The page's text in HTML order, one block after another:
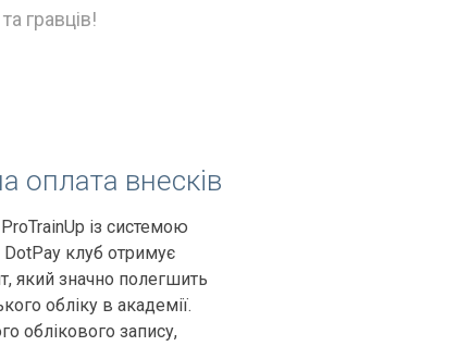
гравців!
оплата внесків
ProTrainUp із системою
клуб отримує
який значно полегшить
обліку в академії.
облікового запису,